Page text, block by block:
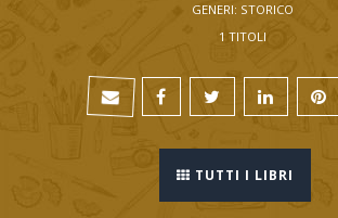
GENERI: STORICO
1 TITOLI
TUTTI I LIBRI